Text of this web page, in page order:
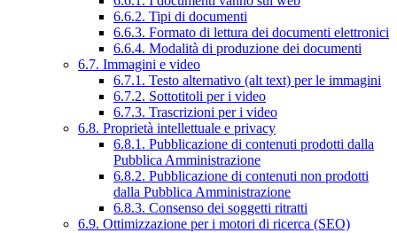
6.6.2. Tipi di documenti
6.6.3. Formato di lettura dei documenti elettronici
6.6.4. Modalità di produzione dei documenti
6.7. Immagini e video
6.7.1. Testo alternativo (alt text) per le immagini
6.7.2. Sottotitoli per i video
6.7.3. Trascrizioni per i video
6.8. Proprietà intellettuale e privacy
6.8.1. Pubblicazione di contenuti prodotti dalla
Pubblica Amministrazione
6.8.2. Pubblicazione di contenuti non prodotti
dalla Pubblica Amministrazione
6.8.3. Consenso dei soggetti ritratti
6.9. Ottimizzazione per i motori di ricerca (SEO)